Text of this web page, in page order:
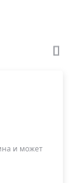
и может